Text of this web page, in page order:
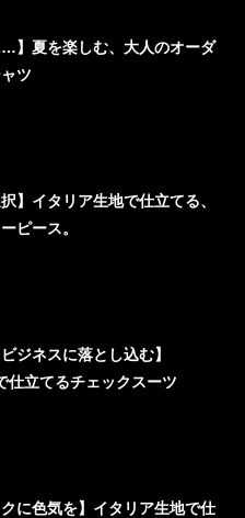
…】夏を楽しむ、大人のオーダ
ツ
択】イタリア生地で仕立てる、
ピース。
ビジネスに落とし込む】
仕立てるチェックスーツ
クに色気を】イタリア生地で仕